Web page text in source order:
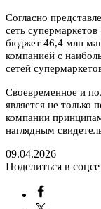
Согласно
сеть супермаркетов
бюджет 46,4 млн
компанией с
сетей
Своевременное и
является не только
компании
наглядным
09.04.2026
Поделиться в